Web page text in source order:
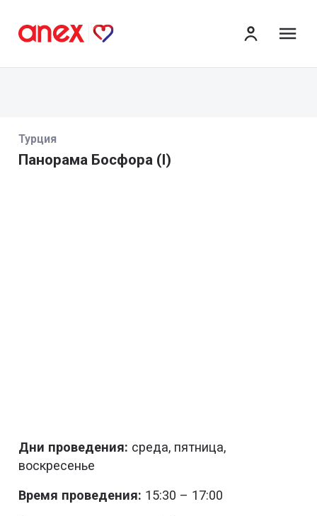
Турция
Панорама Босфора (I)
Дни проведения: среда, пятница,
воскресенье
Время проведения: 15:30 – 17:00